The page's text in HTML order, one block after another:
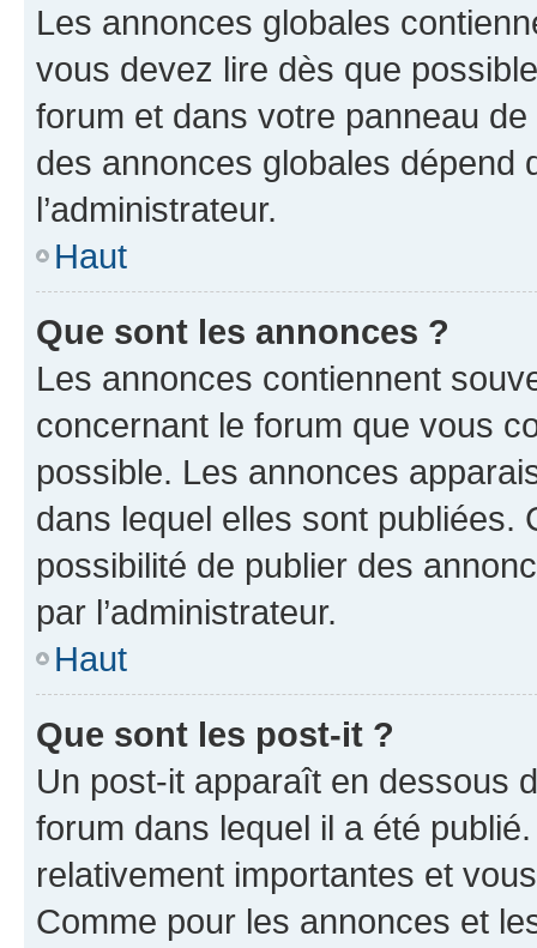
Les annonces globales
vous devez lire dès que
forum et dans votre panneau
des annonces globales dépend
l’administrateur.
Haut
Que sont les annonces ?
Les annonces contiennent
concernant le forum que vous
possible. Les annonces
dans lequel elles sont publiées.
possibilité de publier des
par l’administrateur.
Haut
Que sont les post-it ?
Un post-it apparaît en dessous
forum dans lequel il a été
relativement importantes et
Comme pour les annonces et